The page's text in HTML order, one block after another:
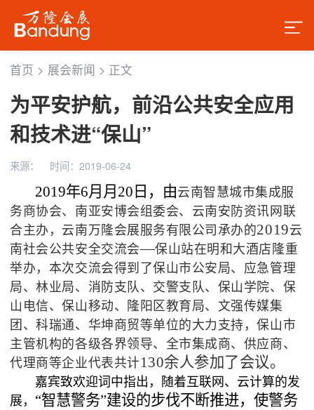
首页 > 展会新闻 > 正文
为平安护航，前沿公共安全应用
和技术进“保山”
来源： 时间：2019-06-24
2019年6月月20日，由云南智慧城市集成服
务商协会、南亚安博会组委会、云南安防资讯网联
合主办，云南万隆会展服务有限公司承办的2019云
南社会公共安全交流会—保山站在明和大酒店隆重
举办，本次交流会得到了保山市公安局、应急管理
局、林业局、消防支队、交警支队、保山学院、保
山电信、保山移动、隆阳区教育局、文强传媒集
团、科瑞通、华坤商贸等单位的大力支持，保山市
主管机构的各级各界领导、全市集成商、供应商、
代理商等企业代表共计130余人参加了会议。
嘉宾致欢迎词中指出，随着互联网、云计算的发
展， “智慧警务”建设的步伐不断推进，使警务